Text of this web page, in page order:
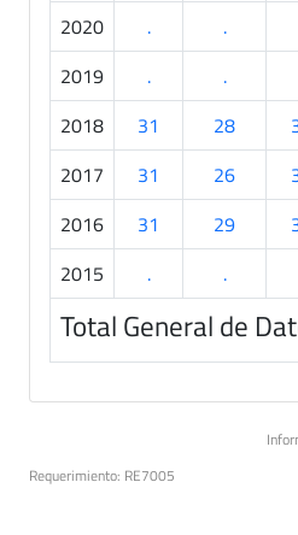
2020
. .
2019
. .
2018
31 28
2017
31 26
2016
31 29
2015
. .
Total General de
Requerimiento: RE7005